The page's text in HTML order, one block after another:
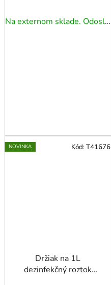
tyčí k obj. č. 43499
Na externom sklade. Odoslanie 3 - 5 prac. dní.
NOVINKA
Držiak na 1L
dezinfekčný roztok
Kód:T41676